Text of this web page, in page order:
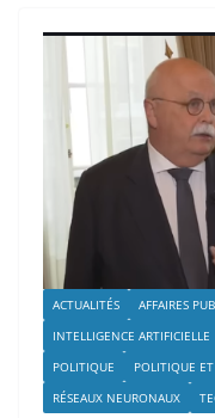
ACTUALITÉS AFFAIRES
INTELLIGENCE ARTIFICIELLE
POLITIQUE
POLITIQUE
RÉSEAUX NEURONAUX